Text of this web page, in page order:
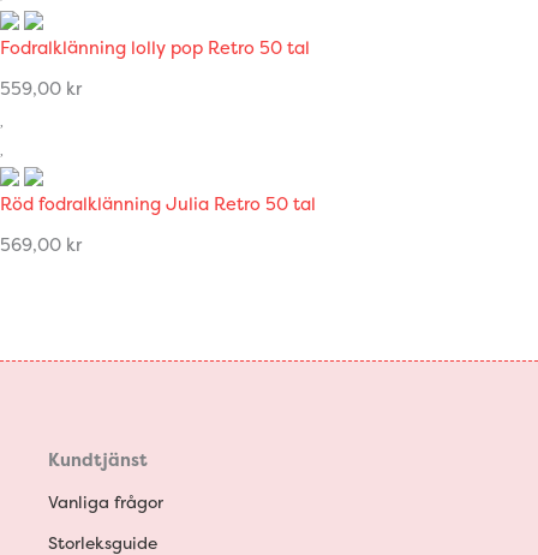
Fodralklänning lolly pop Retro 50 tal
559,00 kr
Röd fodralklänning Julia Retro 50 tal
569,00 kr
Kundtjänst
Vanliga frågor
Storleksguide